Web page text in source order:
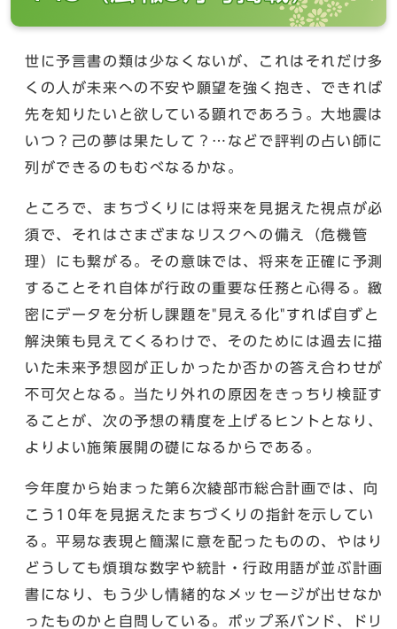
世に予言書の類は少なくないが、これはそれだけ多
くの人が未来への不安や願望を強く抱き、できれば
先を知りたいと欲している顕れであろう。大地震は
いつ？己の夢は果たして？…などで評判の占い師に
列ができるのもむべなるかな。
ところで、まちづくりには将来を見据えた視点が必
須で、それはさまざまなリスクへの備え（危機管
理）にも繋がる。その意味では、将来を正確に予測
することそれ自体が行政の重要な任務と心得る。緻
密にデータを分析し課題を"見える化"すれば自ずと
解決策も見えてくるわけで、そのためには過去に描
いた未来予想図が正しかったか否かの答え合わせが
不可欠となる。当たり外れの原因をきっちり検証す
ることが、次の予想の精度を上げるヒントとなり、
よりよい施策展開の礎になるからである。
今年度から始まった第6次綾部市総合計画では、向
こう10年を見据えたまちづくりの指針を示してい
る。平易な表現と簡潔に意を配ったものの、やはり
どうしても煩瑣な数字や統計・行政用語が並ぶ計画
書になり、もう少し情緒的なメッセージが出せなか
ったものかと自問している。ポップ系バンド、ドリ